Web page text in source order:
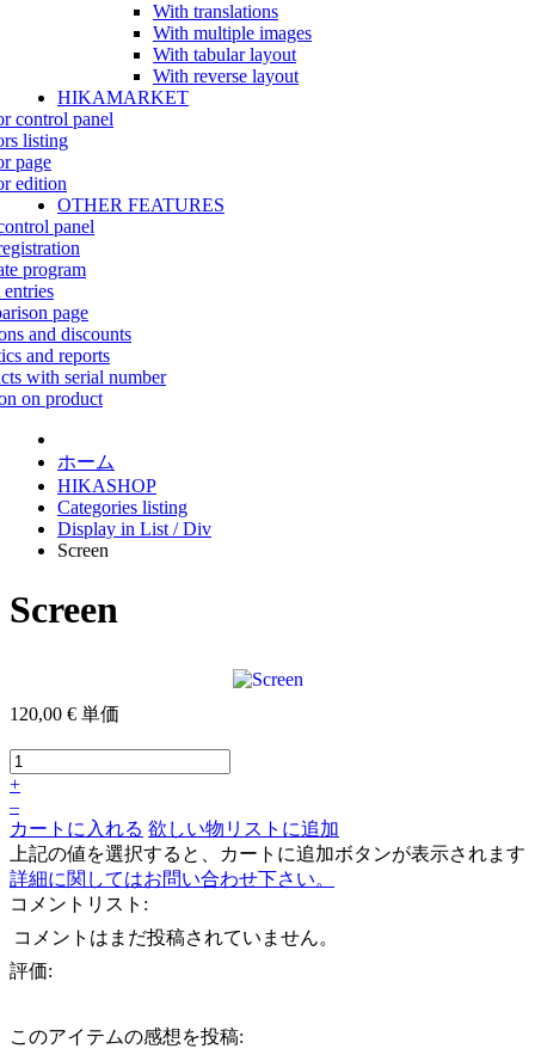
With translations
With multiple images
With tabular layout
With reverse layout
HIKAMARKET
control panel
listing
page
edition
OTHER FEATURES
panel
program
page
and discounts
and reports
with serial number
on product
ホーム
HIKASHOP
Categories listing
Display in List / Div
Screen
Screen
120,00 € 単価
+
–
カートに入れる 欲しい物リストに追加
上記の値を選択すると、カートに追加ボタンが表示されます
詳細に関してはお問い合わせ下さい。
コメントリスト:
コメントはまだ投稿されていません。
評価:
このアイテムの感想を投稿: